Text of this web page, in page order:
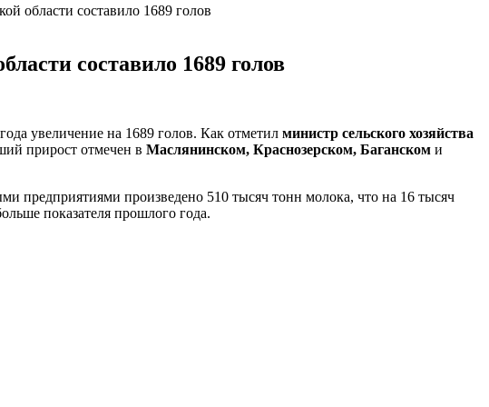
области составило 1689 голов
составило 1689 голов
увеличение на 1689 голов. Как отметил министр сельского хозяйства
прирост отмечен в Маслянинском, Краснозерском, Баганском и
предприятиями произведено 510 тысяч тонн молока, что на 16 тысяч
показателя прошлого года.